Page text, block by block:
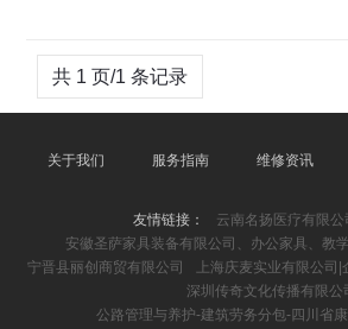
共 1 页/1 条记录
关于我们 服务指南 维修资讯
友情链接：
云南名扬医疗有限公
安徽圣萨家具装备有限公司、办公家具、教
宁晋县丽创商贸有限公司
上海庆麦实业有限公司
深圳传奇文化传播有限公
公路管理与养护-建筑劳务分包-四川省